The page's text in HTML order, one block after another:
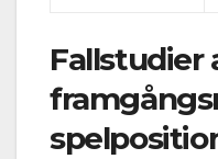
Fallstudier